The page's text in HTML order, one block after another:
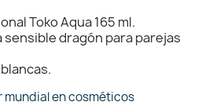
Toko Aqua 165 ml.
dragón para parejas
mundial en cosméticos